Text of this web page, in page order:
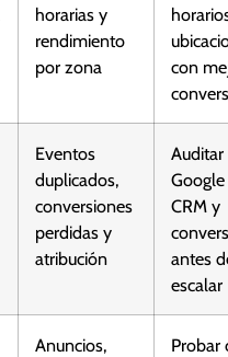
horarias y
rendimiento
por zona
con
Eventos
duplicados,
conversiones
perdidas y
atribución
Auditar
CRM y
antes
escalar
Anuncios,
Probar